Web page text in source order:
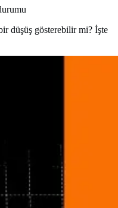
düşüş gösterebilir mi? İşte